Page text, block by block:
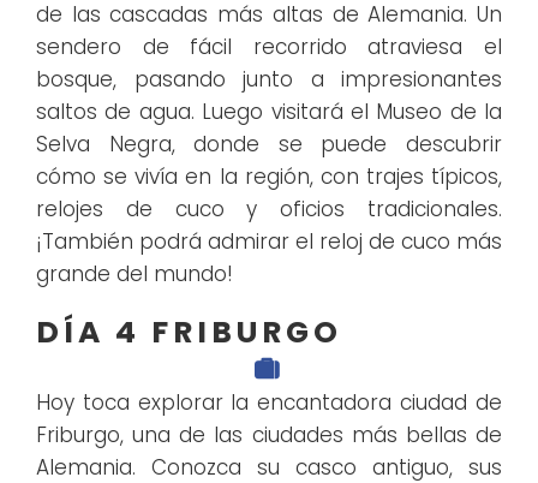
de las cascadas más altas de Alemania. Un
sendero de fácil recorrido atraviesa el
bosque, pasando junto a impresionantes
saltos de agua. Luego visitará el Museo de la
Selva Negra, donde se puede descubrir
cómo se vivía en la región, con trajes típicos,
relojes de cuco y oficios tradicionales.
¡También podrá admirar el reloj de cuco más
grande del mundo!
DÍA 4 FRIBURGO
Hoy toca explorar la encantadora ciudad de
Friburgo, una de las ciudades más bellas de
Alemania. Conozca su casco antiguo, sus